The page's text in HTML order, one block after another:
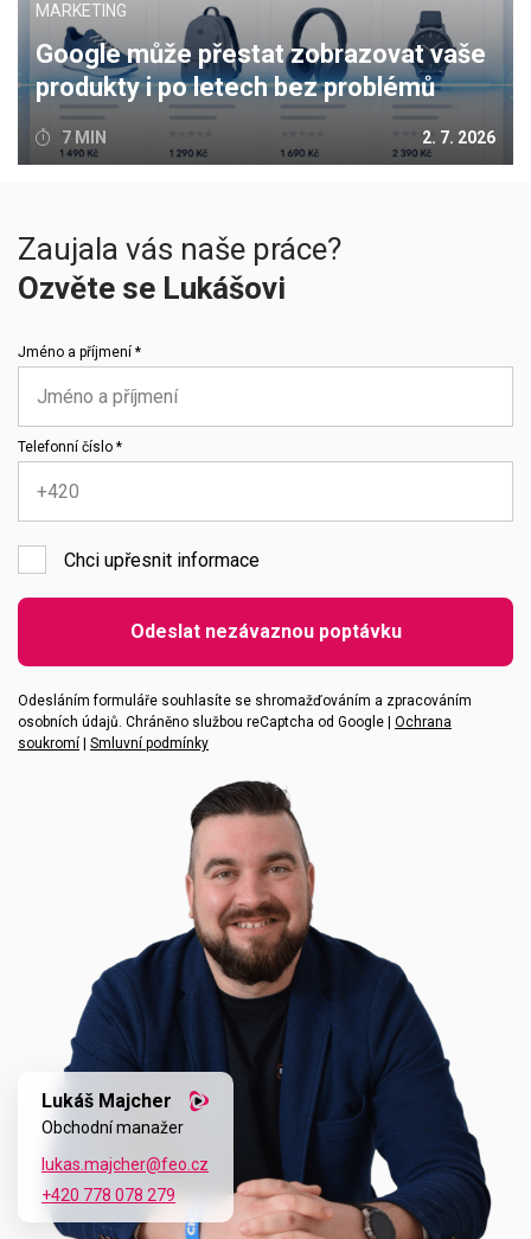
MARKETING
Google může přestat zobrazovat vaše
produkty i po letech bez problémů
7 MIN 2. 7. 2026
Zaujala vás naše práce?
Ozvěte se Lukášovi
Jméno a příjmení *
Telefonní číslo *
Chci upřesnit informace
Emailová adresa
Vaše zpráva
Odeslat nezávaznou poptávku
Odesláním formuláře souhlasíte se shromažďováním a zpracováním
osobních údajů. Chráněno službou reCaptcha od Google | Ochrana
soukromí
Smluvní podmínky
Lukáš Majcher
Obchodní manažer
lukas.majcher@feo.cz
+420 778 078 279